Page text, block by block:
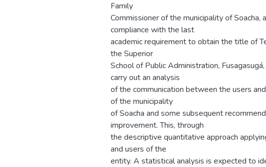
Family
Commissioner of the municipality of Soacha,
compliance with the last
academic requirement to obtain the title of
the Superior
School of Public Administration,
carry out an analysis
of the communication between the users
of the municipality
of Soacha and some subsequent
improvement. This, through
the descriptive quantitative approach
and users of the
entity. A statistical analysis is expected to